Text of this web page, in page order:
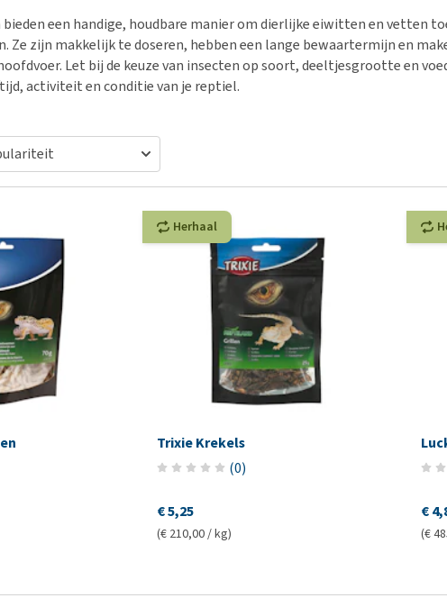
en drinkbakken
reis en onderweg
benodigdheden
Puppy apotheek
Vuurwerkangst
Bekijk alles
Ouderdom en
Overgewicht en
en dementie
en conditie
alles
Help! Mijn hond
huis. Wat nu?
een handige, houdbare manier om dierlijke eiwitten en vetten
Ze zijn makkelijk te doseren, hebben een lange bewaartermijn en
Let bij de keuze van insecten op soort, deeltjesgrootte en
activiteit en conditie van je reptiel.
Herhaal
Trixie Krekels
(0)
€ 5,25
(€ 210,00 / kg)
€
(€